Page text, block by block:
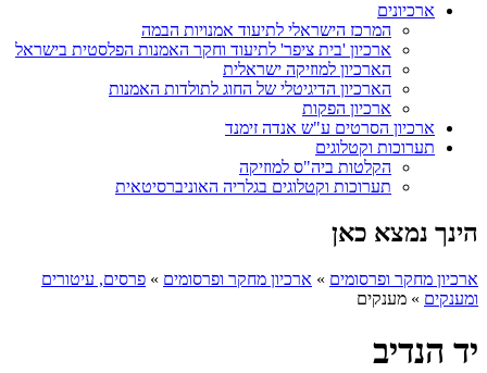
ארכיונים
המרכז הישראלי לתיעוד אמנויות הבמה
ארכיון 'בית ציפר' לתיעוד וחקר האמנות הפלסטית בישראל
הארכיון למוזיקה ישראלית
הארכיון הדיגיטלי של החוג לתולדות האמנות
ארכיון הפקות
ארכיון הסרטים ע"ש אנדה זימנד
תערוכות וקטלוגים
הקלטות ביה"ס למוזיקה
תערוכות וקטלוגים בגלריה האוניברסיטאית
הינך נמצא כאן
ארכיון מחקר ופרסומים » ארכיון מחקר ופרסומים » פרסים, עיטורים
ומענקים » מענקים
יד הנדיב